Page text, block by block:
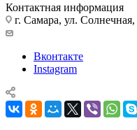
Контактная информация
г. Самара, ул.
Вконтакте
Instagram